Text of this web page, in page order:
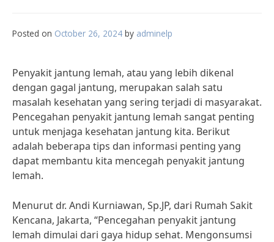
Posted on October 26, 2024 by adminelp
Penyakit jantung lemah, atau yang lebih dikenal
dengan gagal jantung, merupakan salah satu
masalah kesehatan yang sering terjadi di masyarakat.
Pencegahan penyakit jantung lemah sangat penting
untuk menjaga kesehatan jantung kita. Berikut
adalah beberapa tips dan informasi penting yang
dapat membantu kita mencegah penyakit jantung
lemah.
Menurut dr. Andi Kurniawan, Sp.JP, dari Rumah Sakit
Kencana, Jakarta, “Pencegahan penyakit jantung
lemah dimulai dari gaya hidup sehat. Mengonsumsi